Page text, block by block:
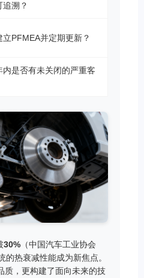
追溯？
立PFMEA并定期更新？
内是否有未关闭的严重客
30% （中国汽车工业协会
的热衰减性能成为新焦点。
质，更构建了面向未来的技